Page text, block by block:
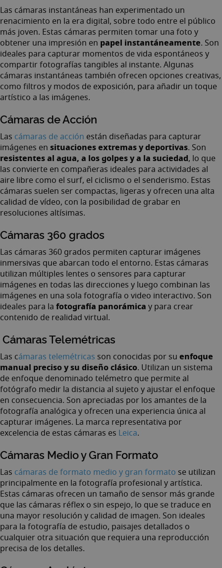
Las cámaras instantáneas han experimentado un
renacimiento en la era digital, sobre todo entre el público
más joven. Estas cámaras permiten tomar una foto y
obtener una impresión en papel instantáneamente. Son
ideales para capturar momentos de vida espontáneos y
compartir fotografías tangibles al instante. Algunas
cámaras instantáneas también ofrecen opciones creativas,
como filtros y modos de exposición, para añadir un toque
artístico a las imágenes.
Cámaras de Acción
Las cámaras de acción están diseñadas para capturar
imágenes en situaciones extremas y deportivas. Son
resistentes al agua, a los golpes y a la suciedad, lo que
las convierte en compañeras ideales para actividades al
aire libre como el surf, el ciclismo o el senderismo. Estas
cámaras suelen ser compactas, ligeras y ofrecen una alta
calidad de vídeo, con la posibilidad de grabar en
resoluciones altísimas.
Cámaras 360 grados
Las cámaras 360 grados permiten capturar imágenes
inmersivas que abarcan todo el entorno. Estas cámaras
utilizan múltiples lentes o sensores para capturar
imágenes en todas las direcciones y luego combinan las
imágenes en una sola fotografía o video interactivo. Son
ideales para la fotografía panorámica y para crear
contenido de realidad virtual.
Cámaras Telemétricas
Las cámaras telemétricas son conocidas por su enfoque
manual preciso y su diseño clásico. Utilizan un sistema
de enfoque denominado telémetro que permite al
fotógrafo medir la distancia al sujeto y ajustar el enfoque
en consecuencia. Son apreciadas por los amantes de la
fotografía analógica y ofrecen una experiencia única al
capturar imágenes. La marca representativa por
excelencia de estas cámaras es Leica.
Cámaras Medio y Gran Formato
Las cámaras de formato medio y gran formato se utilizan
principalmente en la fotografía profesional y artística.
Estas cámaras ofrecen un tamaño de sensor más grande
que las cámaras réflex o sin espejo, lo que se traduce en
una mayor resolución y calidad de imagen. Son ideales
para la fotografía de estudio, paisajes detallados o
cualquier otra situación que requiera una reproducción
precisa de los detalles.